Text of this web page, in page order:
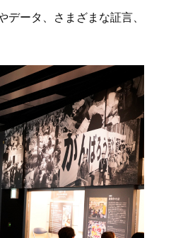
ータ、さまざまな証言、